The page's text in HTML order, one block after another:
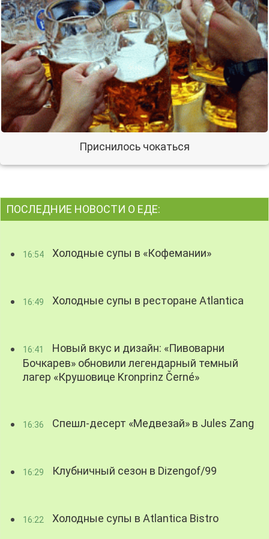
Приснилось чокаться
ПОСЛЕДНИЕ НОВОСТИ О ЕДЕ:
16:54 Холодные супы в «Кофемании»
16:49 Холодные супы в ресторане Atlantica
16:41
Новый вкус и дизайн: «Пивоварни
Бочкарев» обновили легендарный темный
лагер «Крушовице Kronprinz Černé»
16:36 Спешл-десерт «Медвезай» в Jules Zang
16:29 Клубничный сезон в Dizengof/99
16:22 Холодные супы в Atlantica Bistro